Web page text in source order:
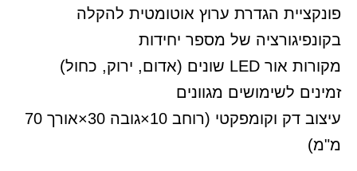
פונקציית הגדרת ערוץ אוטומטית להקלה
בקונפיגורציה של מספר יחידות
מקורות אור LED שונים (אדום, ירוק, כחול)
זמינים לשימושים מגוונים
עיצוב דק וקומפקטי (רוחב 10×גובה 30×אורך 70
מ"מ)